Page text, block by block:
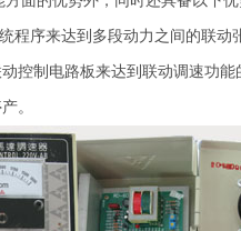
程序来达到多段动力之间的联动
控制电路板来达到联动调速功能
。